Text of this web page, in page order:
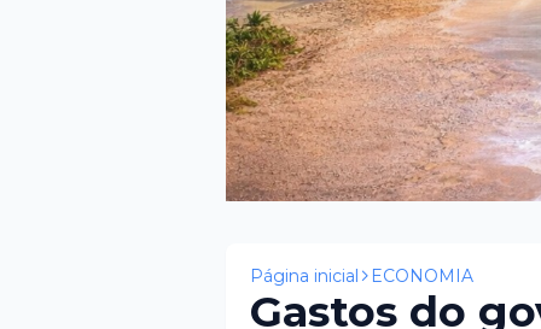
Página inicial ECONOMIA
Gastos do